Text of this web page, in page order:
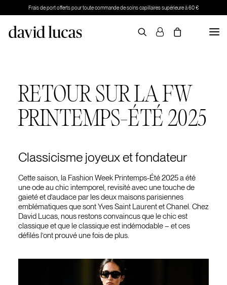
Frais de port offerts pour toute commande de soins capillaires supérieure à 60 €
PRENDRE RDV
RETOUR SUR LA FW
PRINTEMPS-ÉTÉ 2025
Classicisme joyeux et fondateur
Cette saison, la Fashion Week Printemps-Été 2025 a été
une ode au chic intemporel, revisité avec une touche de
gaieté et d’audace par les deux maisons parisiennes
emblématiques que sont Yves Saint Laurent et Chanel. Chez
David Lucas, nous restons convaincus que le chic est
classique et que le classique est indémodable – et ces
défilés l’ont prouvé une fois de plus.